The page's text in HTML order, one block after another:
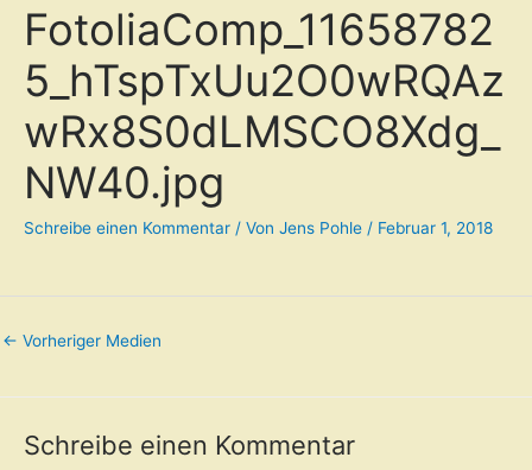
FotoliaComp_11658782
5_hTspTxUu2O0wRQAz
wRx8S0dLMSCO8Xdg_
NW40.jpg
Schreibe einen Kommentar / Von Jens Pohle / Februar 1, 2018
← Vorheriger Medien
Schreibe einen Kommentar